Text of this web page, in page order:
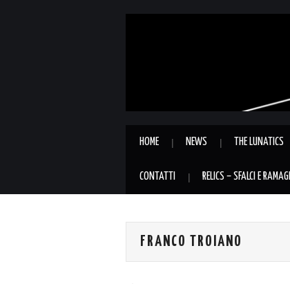
HOME NEWS THE LUNATICS
CONTATTI RELICS – SFALCI E
FRANCO TROIANO